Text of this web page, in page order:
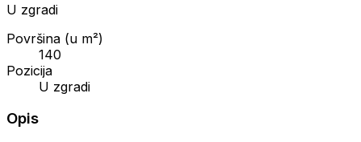
U zgradi
Površina (u m²)
140
Pozicija
U zgradi
Opis